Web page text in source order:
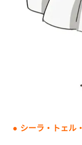
● シーラ・トェル